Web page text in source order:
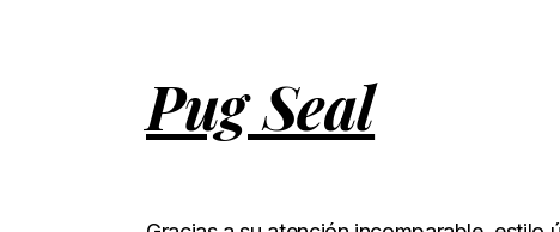
Pug Seal